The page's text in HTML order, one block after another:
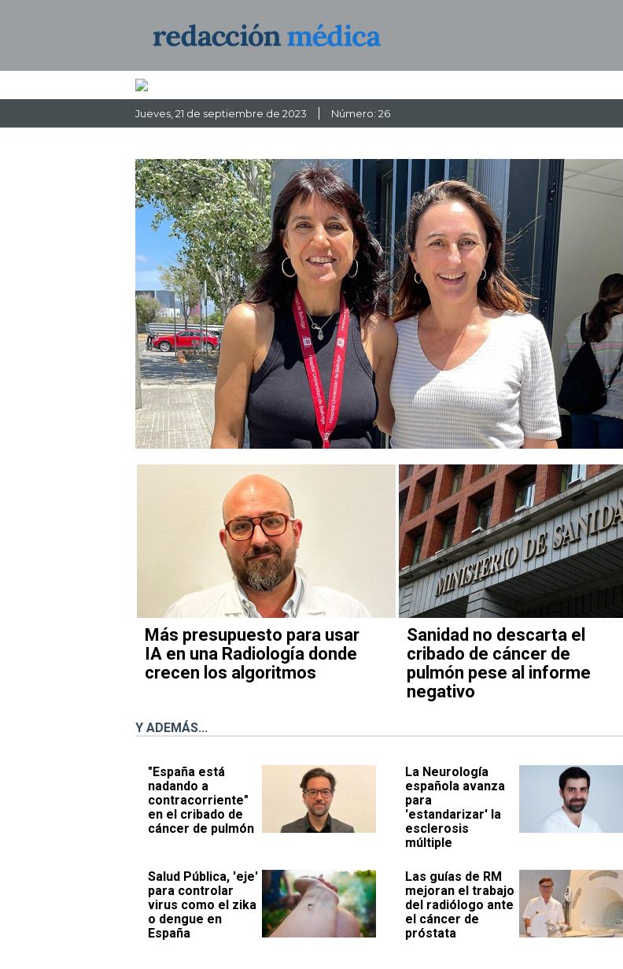
Jueves , 21 de septiembre de 2023 Número: 26
Más presupuesto para usar
IA en una Radiología donde
crecen los algoritmos
Sanidad no descarta el
cribado de cáncer de
pulmón pese al informe
negativo
Y ADEMÁS...
"España está
nadando a
contracorriente"
en el cribado de
cáncer de pulmón
La Neurología
española avanza
para
'estandarizar' la
esclerosis
múltiple
Salud Pública, 'eje'
para controlar
virus como el zika
o dengue en
España
Las guías de RM
mejoran el trabajo
del radiólogo ante
el cáncer de
próstata